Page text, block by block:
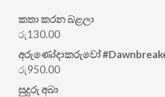
කතා කරන බළලා
රු130.00
අරු‍ණෝදාකරුවෝ
රු950.00
සුදුරු අබා